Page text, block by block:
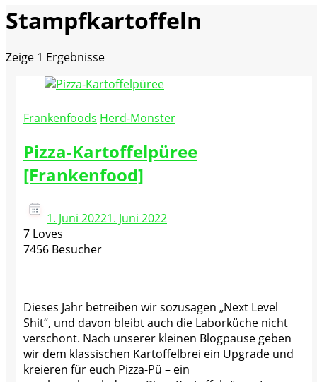
Toastenstein.com
Stampfkartoffeln
Zeige 1 Ergebnisse
Frankenfoods Herd-Monster
Pizza-Kartoffelpüree
[Frankenfood]
1. Juni 20221. Juni 2022
7 Loves
7456 Besucher
Dieses Jahr betreiben wir sozusagen „Next Level
Shit“, und davon bleibt auch die Laborküche nicht
verschont. Nach unserer kleinen Blogpause geben
wir dem klassischen Kartoffelbrei ein Upgrade und
kreieren für euch Pizza-Pü – ein